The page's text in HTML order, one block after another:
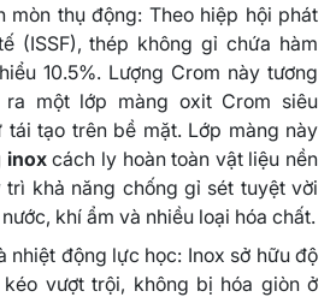
mòn thụ động: Theo hiệp hội phát
(ISSF), thép không gỉ chứa hàm
10.5%. Lượng Crom này tương
một lớp màng oxit Crom siêu
tái tạo trên bề mặt. Lớp màng này
inoxcách ly hoàn toàn vật liệu nền
khả năng chống gỉ sét tuyệt vời
khí ẩm và nhiều loại hóa chất.
nhiệt động lực học: Inox sở hữu độ
vượt trội, không bị hóa giòn ở